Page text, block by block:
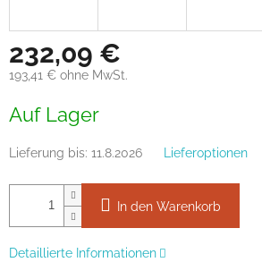
232,09 €
193,41 € ohne MwSt.
Auf Lager
Lieferung bis: 11.8.2026 Lieferoptionen
In den Warenkorb
Detaillierte Informationen